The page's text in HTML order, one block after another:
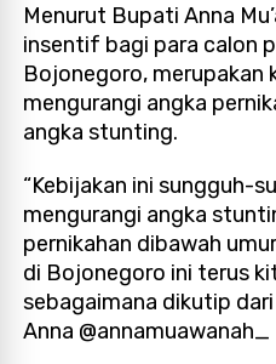
Menurut Bupati Anna
insentif bagi para calon
Bojonegoro, merupakan
mengurangi angka
angka stunting.
“Kebijakan ini sungguh-
mengurangi angka
pernikahan dibawah
di Bojonegoro ini terus
sebagaimana dikutip
Anna @annamuawanah_